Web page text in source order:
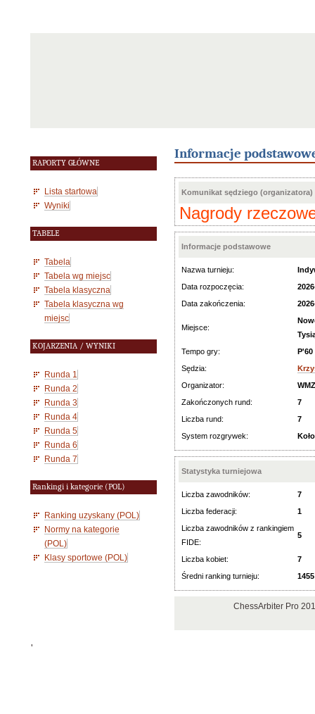
RAPORTY GŁÓWNE
Lista startowa
Wyniki
TABELE
Tabela
Tabela wg miejsc
Tabela klasyczna
Tabela klasyczna wg
miejsc
KOJARZENIA / WYNIKI
Runda 1
Runda 2
Runda 3
Runda 4
Runda 5
Runda 6
Runda 7
Rankingi i kategorie (POL)
Ranking uzyskany (POL)
Normy na kategorie
(POL)
Klasy sportowe (POL)
Informacje
Komunikat sędziego (organizatora)
Nagrody
Informacje podstawowe
Nazwa turnieju:
Data rozpoczęcia:
Data zakończenia:
Miejsce:
Tempo gry:
P'60
Sędzia:
Organizator:
Zakończonych rund:
7
Liczba rund:
7
System rozgrywek:
Statystyka turniejowa
Liczba zawodników:
7
Liczba federacji:
1
Liczba zawodników z rankingiem
FIDE:
5
Liczba kobiet:
7
Średni ranking turnieju:
1455
ChessArbiter Pro
'